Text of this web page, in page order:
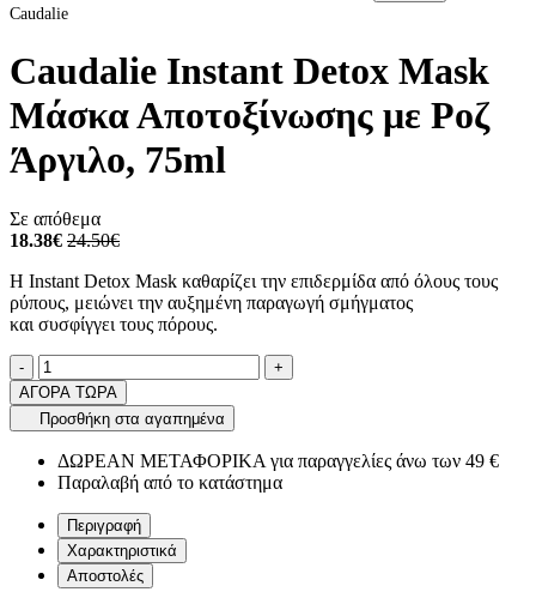
Caudalie
Caudalie Instant Detox Mask
Μάσκα Αποτοξίνωσης με Ροζ
Άργιλο, 75ml
Σε απόθεμα
18.38€ 24.50€
Η Instant Detox Mask καθαρίζει την επιδερμίδα από όλους τους
ρύπους, μειώνει την αυξημένη παραγωγή σμήγματος
και συσφίγγει τους πόρους.
Ποσότητα
-product.increase.quantity +
ΑΓΟΡΑ ΤΩΡΑ
Προσθήκη στα αγαπημένα
ΔΩΡΕΑΝ ΜΕΤΑΦΟΡΙΚΑ για παραγγελίες άνω των 49 €
Παραλαβή από το κατάστημα
Περιγραφή
Χαρακτηριστικά
Αποστολές